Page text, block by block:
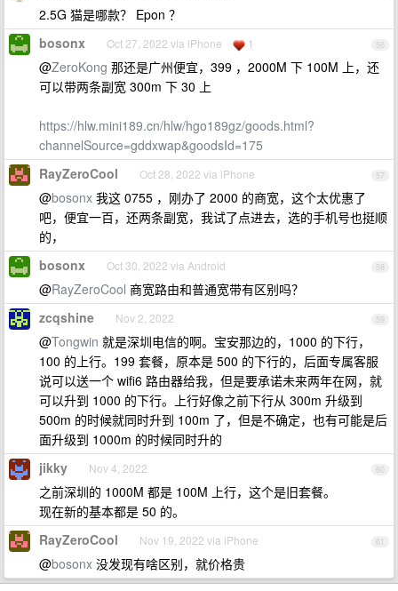
2.5G 猫是哪款？ Epon ？
56
bosonx Oct 27, 2022 via iPhone 1
@ZeroKong 那还是广州便宜，399 ，2000M 下 100M 上，还
可以带两条副宽 300m 下 30 上
https://hlw.mini189.cn/hlw/hgo189gz/goods.html?
channelSource=gddxwap&goodsId=175
57
RayZeroCool Oct 28, 2022 via iPhone
@bosonx 我这 0755 ，刚办了 2000 的商宽，这个太优惠了
吧，便宜一百，还两条副宽，我试了点进去，选的手机号也挺顺
的，
58
bosonx Oct 30, 2022 via Android
@RayZeroCool 商宽路由和普通宽带有区别吗？
59
zcqshine Nov 2, 2022
@Tongwin 就是深圳电信的啊。宝安那边的，1000 的下行，
100 的上行。199 套餐，原本是 500 的下行的，后面专属客服
说可以送一个 wifi6 路由器给我，但是要承诺未来两年在网，就
可以升到 1000 的下行。上行好像之前下行从 300m 升级到
500m 的时候就同时升到 100m 了，但是不确定，也有可能是后
面升级到 1000m 的时候同时升的
60
jikky Nov 4, 2022
之前深圳的 1000M 都是 100M 上行，这个是旧套餐。
现在新的基本都是 50 的。
61
RayZeroCool Nov 19, 2022 via iPhone
@bosonx 没发现有啥区别，就价格贵